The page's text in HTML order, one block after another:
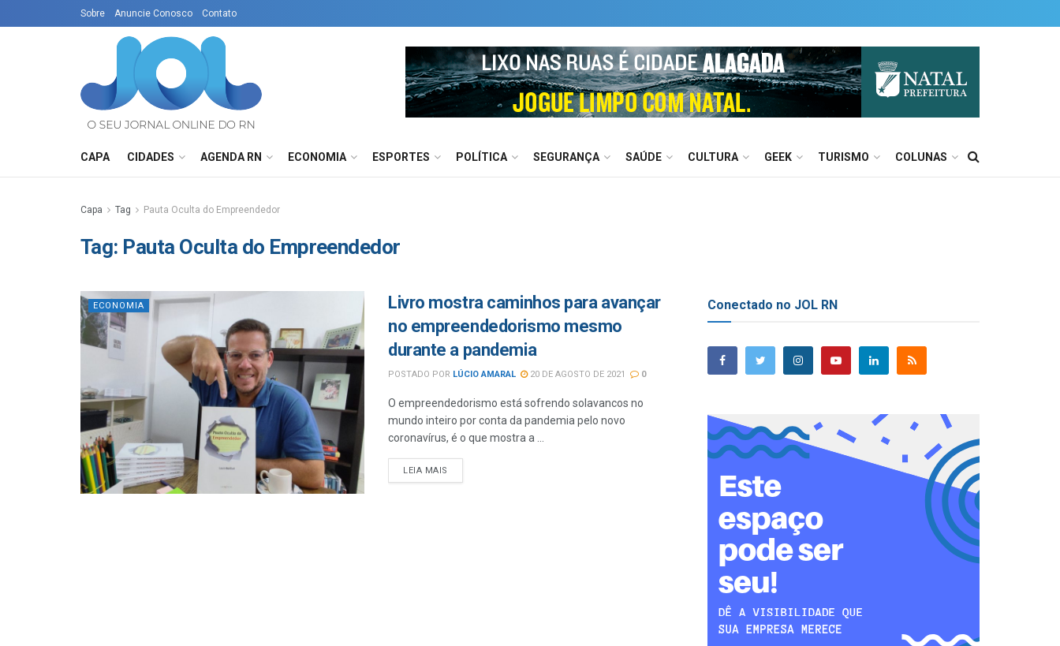
Sobre Anuncie Conosco Contato
CAPA CIDADES AGENDA RN ECONOMIA ESPORTES POLÍTICA SEGURANÇA SAÚDE CULTURA GEEK TURISMO COLUNAS
Capa Tag Pauta Oculta do Empreendedor
Tag: Pauta Oculta do Empreendedor
ECONOMIA
Livro mostra caminhos para avançar
no empreendedorismo mesmo
durante a pandemia
POSTADO POR LÚCIO AMARAL 20 DE AGOSTO DE 2021 0
O empreendedorismo está sofrendo solavancos no
mundo inteiro por conta da pandemia pelo novo
coronavírus, é o que mostra a ...
LEIA MAIS
Conectado no JOL RN